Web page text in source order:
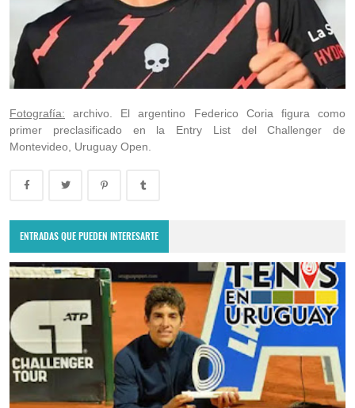
Fotografía: archivo. El argentino Federico Coria figura como
primer preclasificado en la Entry List del Challenger de
Montevideo, Uruguay Open.
ENTRADAS QUE PUEDEN INTERESARTE